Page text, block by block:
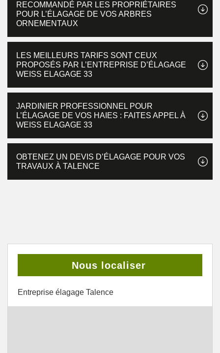
RECOMMANDÉ PAR LES PROPRIÉTAIRES
POUR L’ÉLAGAGE DE VOS ARBRES
ORNEMENTAUX
LES MEILLEURS TARIFS SONT CEUX
PROPOSÉS PAR L’ENTREPRISE D’ÉLAGAGE
WEISS ELAGAGE 33
JARDINIER PROFESSIONNEL POUR
L’ÉLAGAGE DE VOS HAIES : FAITES APPEL À
WEISS ELAGAGE 33
OBTENEZ UN DEVIS D’ÉLAGAGE POUR VOS
TRAVAUX À TALENCE
Nous localiser
Entreprise élagage Talence